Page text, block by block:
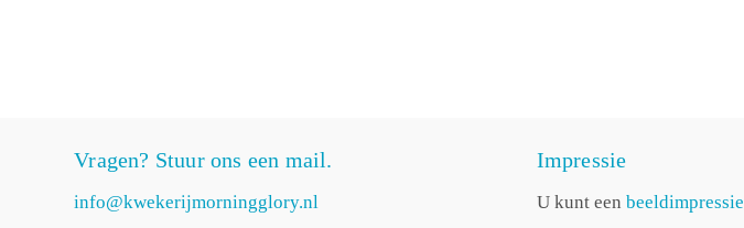
Vragen? Stuur ons een mail.
info@kwekerijmorningglory.nl
Impressie
U kunt een beeldimpressie